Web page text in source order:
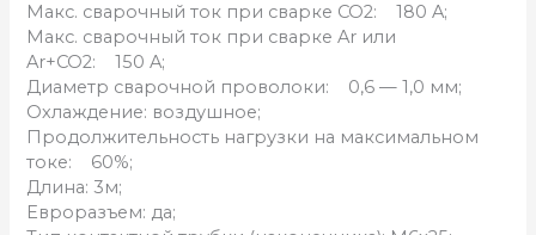
Макс. cварочный ток при сварке CO2: 180 A;
Макс. cварочный ток при сварке Ar или
Ar+CO2: 150 A;
Диаметр сварочной проволоки: 0,6 — 1,0 мм;
Охлаждение: воздушное;
Продолжительность нагрузки на максимальном
токе: 60%;
Длина: 3м;
Евроразъем: да;